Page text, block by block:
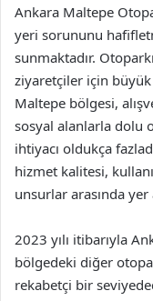
Ankara Maltepe
yeri sorununu
sunmaktadır.
ziyaretçiler için
Maltepe bölgesi,
sosyal alanlarla dolu
ihtiyacı oldukça
hizmet kalitesi,
unsurlar arasında yer
2023 yılı itibarıyla
bölgedeki diğer
rekabetçi bir